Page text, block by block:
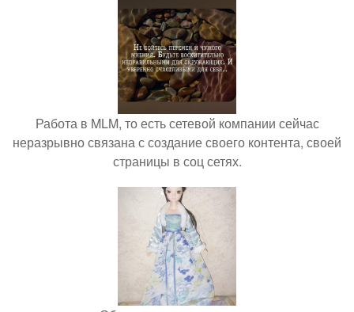
Работа в MLM, то есть сетевой компании сейчас
неразрывно связана с создание своего контента, своей
страницы в соц сетях.